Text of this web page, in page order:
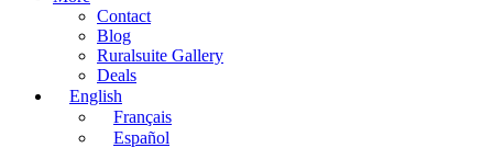
Contact
Blog
Ruralsuite Gallery
Deals
English
Français
Español